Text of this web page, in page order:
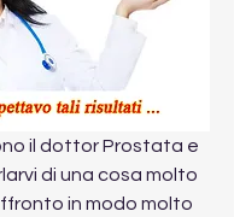
il dottor Prostata e
di una cosa molto
in modo molto